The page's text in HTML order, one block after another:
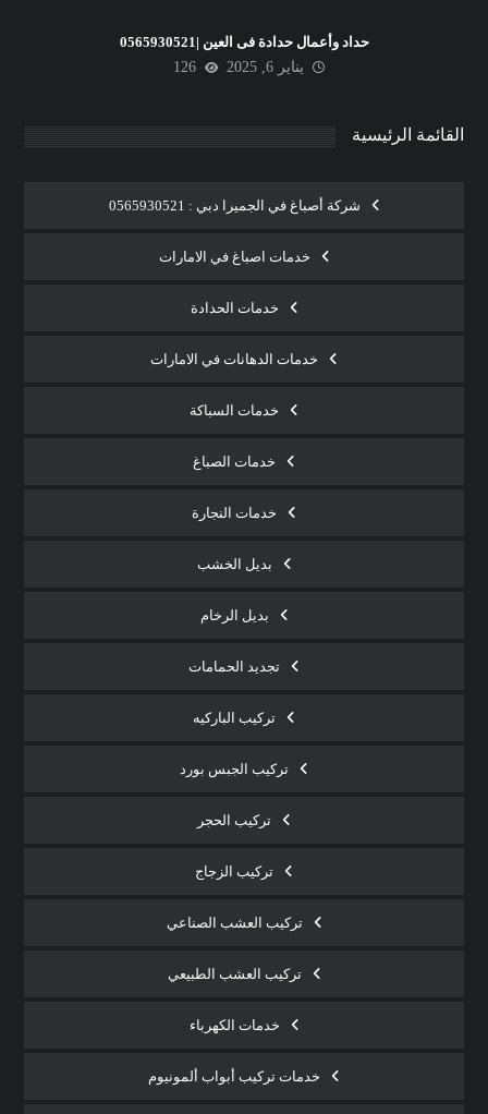
حداد وأعمال حدادة فى العين |0565930521
يناير 6, 2025
126
القائمة الرئيسية
شركة أصباغ في الجميرا دبي : 0565930521
خدمات اصباغ في الامارات
خدمات الحدادة
خدمات الدهانات في الامارات
خدمات السباكة
خدمات الصباغ
خدمات النجارة
بديل الخشب
بديل الرخام
تجديد الحمامات
تركيب الباركيه
تركيب الجبس بورد
تركيب الحجر
تركيب الزجاج
تركيب العشب الصناعي
تركيب العشب الطبيعي
خدمات الكهرباء
خدمات تركيب أبواب ألمونيوم